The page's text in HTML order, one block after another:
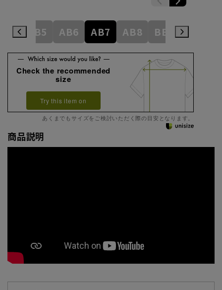
AB5 AB6 AB7 AB8 BE3 BE4
Check the recommended
size
Try this item on
あくまでもサイズをご検討いただく際の目安となります。
商品説明